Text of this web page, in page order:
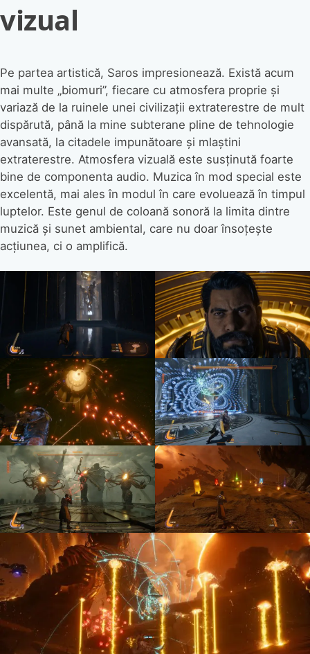
vizual
Pe partea artistică, Saros impresionează. Există acum
mai multe „biomuri”, fiecare cu atmosfera proprie și
variază de la ruinele unei civilizații extraterestre de mult
dispărută, până la mine subterane pline de tehnologie
avansată, la citadele impunătoare și mlaștini
extraterestre. Atmosfera vizuală este susținută foarte
bine de componenta audio. Muzica în mod special este
excelentă, mai ales în modul în care evoluează în timpul
luptelor. Este genul de coloană sonoră la limita dintre
muzică și sunet ambiental, care nu doar însoțește
acțiunea, ci o amplifică.